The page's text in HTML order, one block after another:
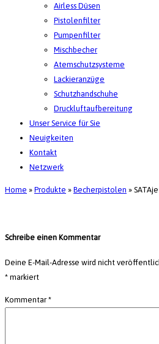
Airless Düsen
Pistolenfilter
Pumpenfilter
Mischbecher
Atemschutzsysteme
Lackieranzüge
Schutzhandschuhe
Druckluftaufbereitung
Unser Service für Sie
Neuigkeiten
Kontakt
Netzwerk
Home » Produkte » Becherpistolen »
Schreibe einen Kommentar
Deine E-Mail-Adresse wird nicht
* markiert
Kommentar *